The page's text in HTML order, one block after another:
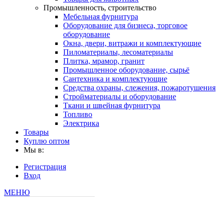
Промышленность, строительство
Мебельная фурнитура
Оборудование для бизнеса, торговое
оборудование
Окна, двери, витражи и комплектующие
Пиломатериалы, лесоматериалы
Плитка, мрамор, гранит
Промышленное оборудование, сырьё
Сантехника и комплектующие
Средства охраны, слежения, пожаротушения
Стройматериалы и оборудование
Ткани и швейная фурнитура
Топливо
Электрика
Товары
Куплю оптом
Мы в:
Регистрация
Вход
МЕНЮ